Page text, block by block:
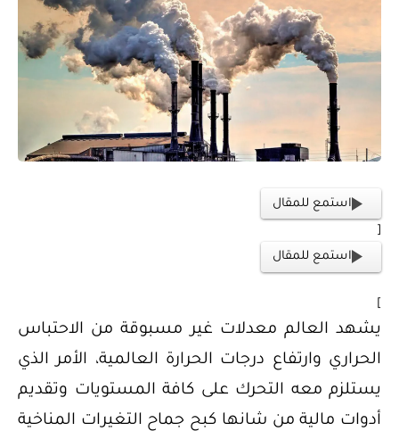
استمع للمقال
استمع للمقال
يشهد العالم معدلات غير مسبوقة من الاحتباس
الحراري وارتفاع درجات الحرارة العالمية، الأمر الذي
يستلزم معه التحرك على كافة المستويات وتقديم
أدوات مالية من شانها كبح جماح التغيرات المناخية